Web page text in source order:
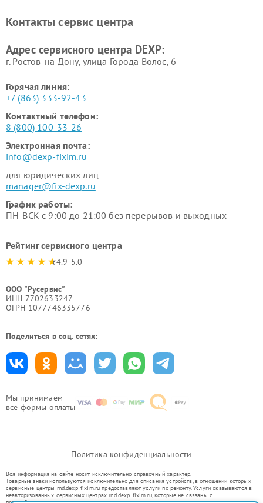
Мы принимаем
все формы оплаты
Ремонт серверов DEXP
Ремонт мини пк DEXP
Контакты сервис центра
Адрес сервисного центра DEXP:
г. Ростов-на-Дону, улица Города Волос, 6
Горячая линия:
+7 (863) 333-92-43
Контактный телефон:
8 (800) 100-33-26
Электронная почта:
info@dexp-fixim.ru
для юридических лиц
manager@fix-dexp.ru
График работы:
ПН-ВСК с 9:00 до 21:00 без перерывов и выходных
Рейтинг сервисного центра
4.9-5.0
ООО "Русервис"
ИНН 7702633247
ОГРН 1077746335776
Поделиться в соц. сетях:
Политика конфиденциальности
Вся информация на сайте носит исключительно справочный характер.
Товарные знаки используются исключительно для описания устройств, в отношении которых
сервисные центры rnd.dexp-fixim.ru предоставляют услуги по ремонту. Услуги оказываются в
неавторизованных сервисных центрах rnd.dexp-fixim.ru, которые не связаны с